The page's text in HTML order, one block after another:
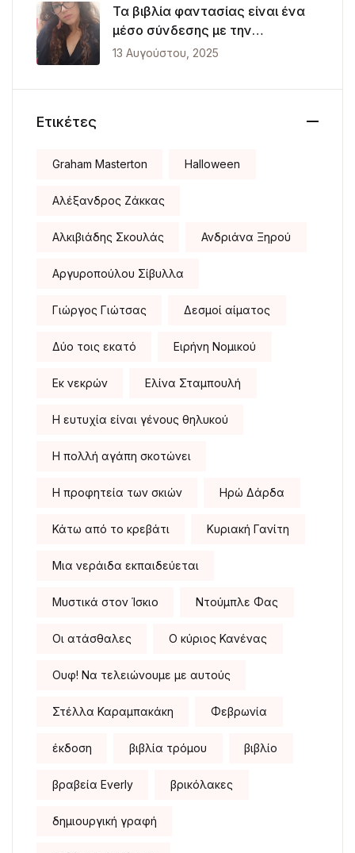
Τα βιβλία φαντασίας είναι ένα
μέσο σύνδεσης με την
πραγματικότητα
13 Αυγούστου, 2025
Ετικέτες
Graham Masterton Halloween
Αλέξανδρος Ζάκκας
Αλκιβιάδης Σκουλάς Ανδριάνα Ξηρού
Αργυροπούλου Σίβυλλα
Γιώργος Γιώτσας Δεσμοί αίματος
Δύο τοις εκατό Ειρήνη Νομικού
Εκ νεκρών Ελίνα Σταμπουλή
Η ευτυχία είναι γένους θηλυκού
Η πολλή αγάπη σκοτώνει
Η προφητεία των σκιών Ηρώ Δάρδα
Κάτω από το κρεβάτι Κυριακή Γανίτη
Μια νεράιδα εκπαιδεύεται
Μυστικά στον Ίσκιο Ντούμπλε Φας
Οι ατάσθαλες Ο κύριος Κανένας
Ουφ! Να τελειώνουμε με αυτούς
Στέλλα Καραμπακάκη Φεβρωνία
έκδοση βιβλία τρόμου βιβλίο
βραβεία Everly βρικόλακες
δημιουργική γραφή